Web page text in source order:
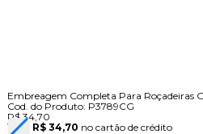
Embreagem Completa Para Roçadeiras
Cod. do Produto: P3789CG
R$ 34,70
1xde R$ 34,70 no cartão de crédito